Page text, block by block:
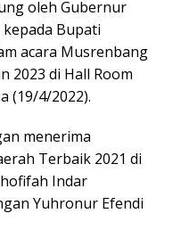
oleh Gubernur
Bupati
acara Musrenbang
2023 di Hall Room
(19/4/2022).
menerima
Terbaik 2021 di
Indar
Yuhronur Efendi